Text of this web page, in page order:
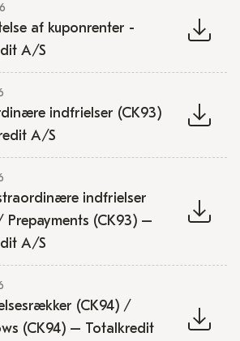
af kuponrenter -
A/S
indfrielser (CK93)
A/S
indfrielser
Prepayments (CK93) –
A/S
(CK94) /
(CK94) – Totalkredit